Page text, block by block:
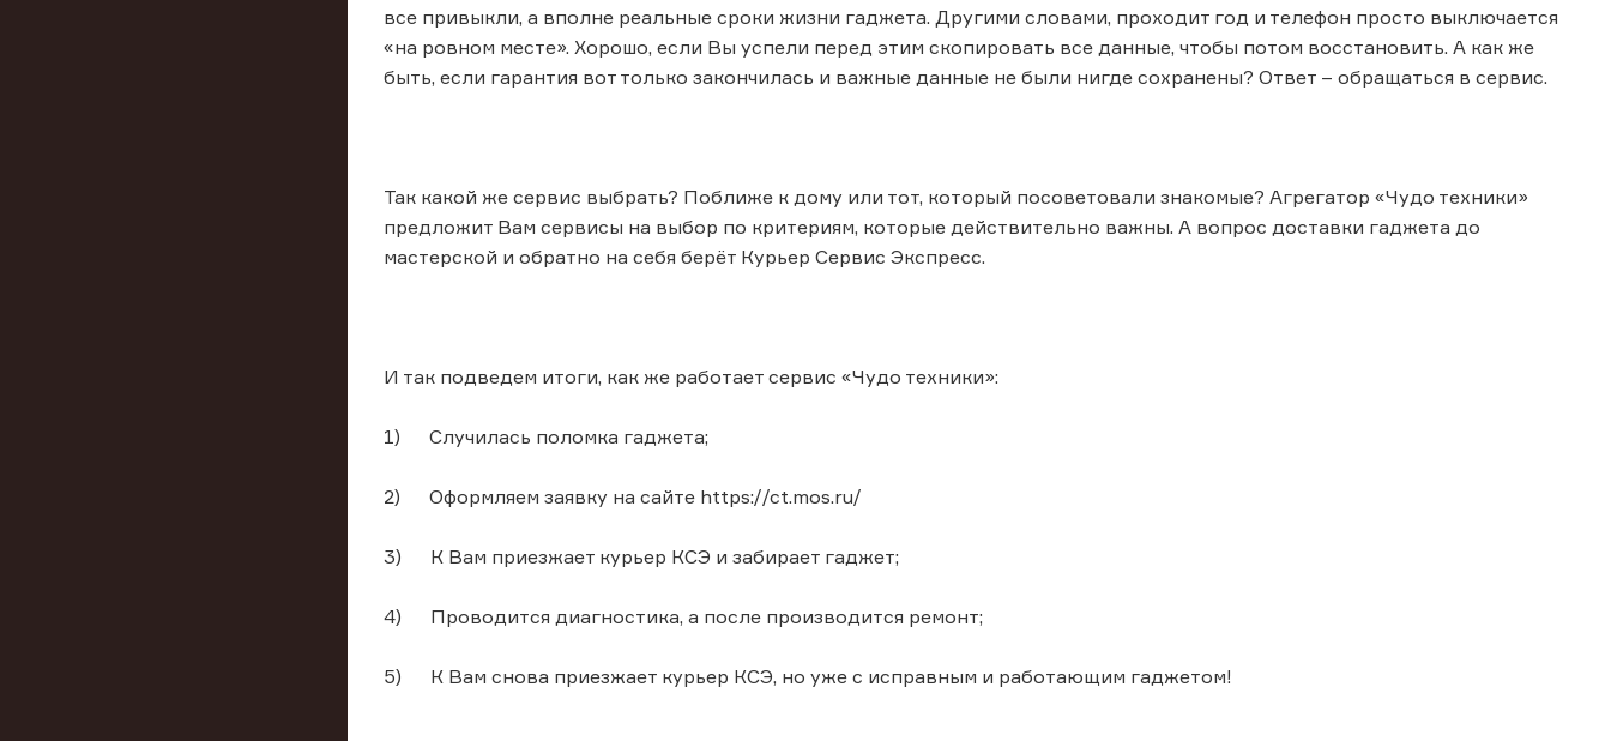
все привыкли, а вполне реальные сроки жизни гаджета. Другими словами, проходит год и телефон просто выключается
«на ровном месте». Хорошо, если Вы успели перед этим скопировать все данные, чтобы потом восстановить. А как же
быть, если гарантия вот только закончилась и важные данные не были нигде сохранены? Ответ – обращаться в сервис.
Так какой же сервис выбрать? Поближе к дому или тот, который посоветовали знакомые? Агрегатор «Чудо техники»
предложит Вам сервисы на выбор по критериям, которые действительно важны. А вопрос доставки гаджета до
мастерской и обратно на себя берёт Курьер Сервис Экспресс.
И так подведем итоги, как же работает сервис «Чудо техники»:
1) Случилась поломка гаджета;
2) Оформляем заявку на сайте https://ct.mos.ru/
3) К Вам приезжает курьер КСЭ и забирает гаджет;
4) Проводится диагностика, а после производится ремонт;
5) К Вам снова приезжает курьер КСЭ, но уже с исправным и работающим гаджетом!